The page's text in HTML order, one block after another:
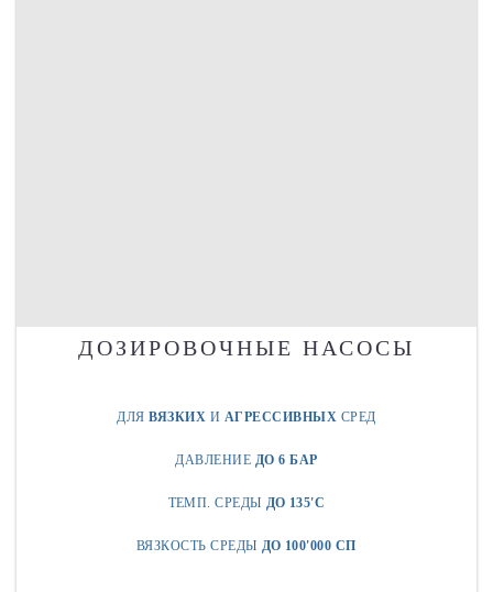
ДОЗИРОВОЧНЫЕ НАСОСЫ
ДЛЯВЯЗКИХ И АГРЕССИВНЫХ СРЕД
ДАВЛЕНИЕ ДО 6 БАР
ТЕМП. СРЕДЫ ДО 135'C
ВЯЗКОСТЬ СРЕДЫ ДО 100'000 СП